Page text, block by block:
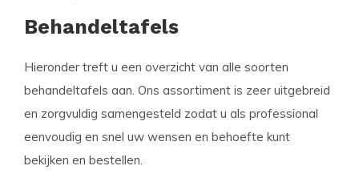
Behandeltafels
Hieronder treft u een overzicht van alle soorten
behandeltafels aan. Ons assortiment is zeer uitgebreid
en zorgvuldig samengesteld zodat u als professional
eenvoudig en snel uw wensen en behoefte kunt
bekijken en bestellen.